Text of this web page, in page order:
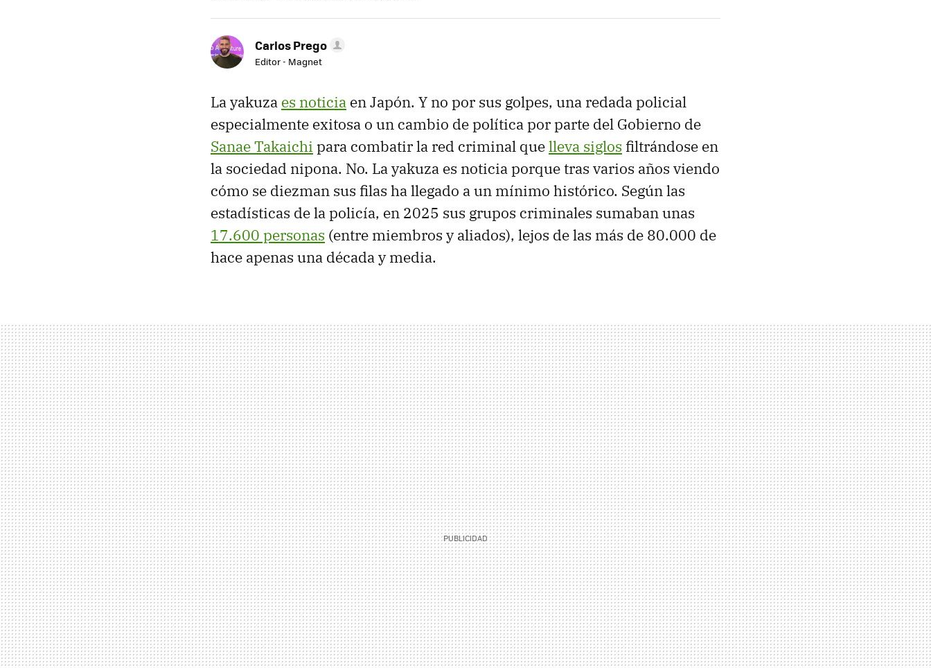
Carlos Prego
Editor - Magnet
La yakuza es noticia en Japón. Y no por sus golpes, una redada policial
especialmente exitosa o un cambio de política por parte del Gobierno de
Sanae Takaichi para combatir la red criminal quelleva siglos filtrándose en
la sociedad nipona. No. La yakuza es noticia porque tras varios años viendo
cómo se diezman sus filas ha llegado a un mínimo histórico. Según las
estadísticas de la policía, en 2025 sus grupos criminales sumaban unas
17.600 personas (entre miembros y aliados), lejos de las más de 80.000 de
hace apenas una década y media.